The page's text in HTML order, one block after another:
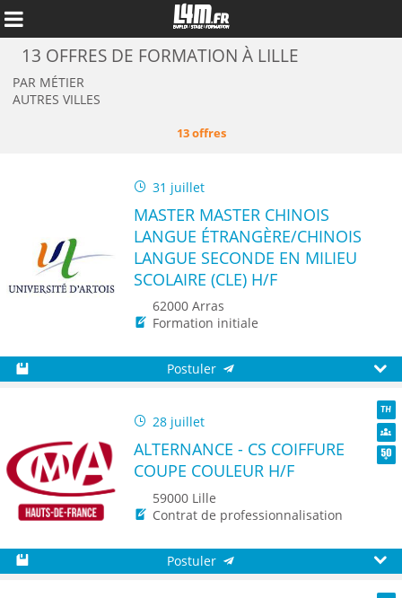
Annuler
13 OFFRES DE FORMATION À LILLE
PAR MÉTIER
AUTRES VILLES
13 offres
31 juillet
MASTER MASTER CHINOIS
LANGUE ÉTRANGÈRE/CHINOIS
LANGUE SECONDE EN MILIEU
SCOLAIRE (CLE) H/F
62000 Arras
Formation initiale
Postuler
28 juillet
TH
ALTERNANCE - CS COIFFURE
COUPE COULEUR H/F
59000 Lille
Contrat de professionnalisation
Postuler